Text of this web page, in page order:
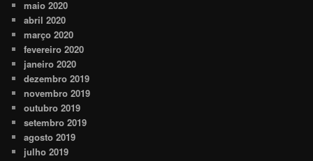
maio 2020
abril 2020
março 2020
fevereiro 2020
janeiro 2020
dezembro 2019
novembro 2019
outubro 2019
setembro 2019
agosto 2019
julho 2019